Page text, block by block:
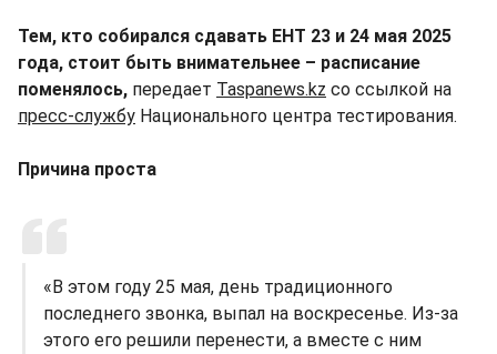
Тем, кто собирался сдавать ЕНТ 23 и 24 мая 2025
года, стоит быть внимательнее – расписание
поменялось, передает Taspanews.kz со ссылкой на
пресс-службу Национального центра тестирования.
Причина проста
«В этом году 25 мая, день традиционного
последнего звонка, выпал на воскресенье. Из-за
этого его решили перенести, а вместе с ним